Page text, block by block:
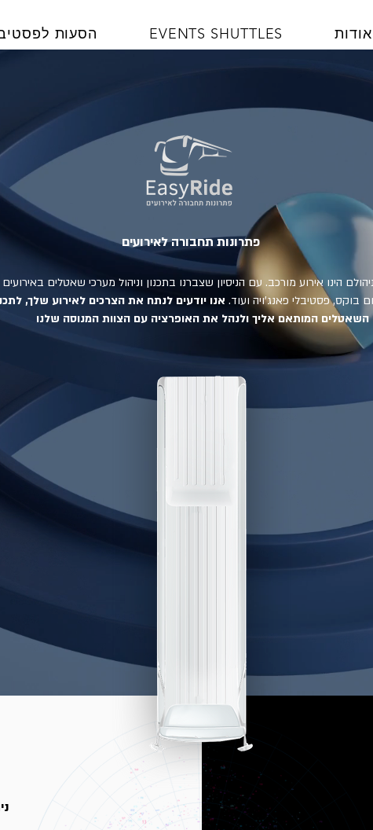
הסעות EVENTS SHUTTLES אודות
פתרונות תחבורה לאירועים
הינו אירוע מורכב. עם הניסיון שצברנו בתכנון וניהול מערכי שאטלים באירועים
בוקס, פסטיבלי פאנג'ויה ועוד. אנו יודעים לנתח את הצרכים לאירוע שלך,
השאטלים המותאם אליך ולנהל את האופרציה עם הצוות המנוסה שלנו